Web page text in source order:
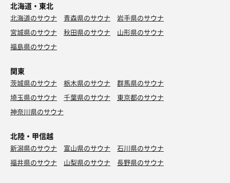
北海道・東北
北海道のサウナ 青森県のサウナ
岩手県のサウナ
宮城県のサウナ
秋田県のサウナ
山形県のサウナ
福島県のサウナ
関東
茨城県のサウナ 栃木県のサウナ
群馬県のサウナ
埼玉県のサウナ
千葉県のサウナ
東京都のサウナ
神奈川県のサウナ
北陸・甲信越
新潟県のサウナ 富山県のサウナ
石川県のサウナ
福井県のサウナ
山梨県のサウナ 長野県のサウナ